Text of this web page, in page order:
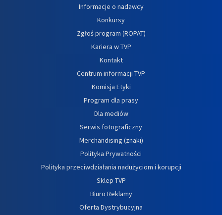
Informacje o nadawcy
Konkursy
Zgłoś program (ROPAT)
Kariera w TVP
Kontakt
Centrum informacji TVP
Komisja Etyki
Program dla prasy
Dla mediów
Serwis fotograficzny
Merchandising (znaki)
Polityka Prywatności
Polityka przeciwdziałania nadużyciom i korupcji
Sklep TVP
Biuro Reklamy
Oferta Dystrybucyjna